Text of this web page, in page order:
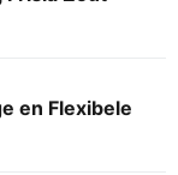
en Flexibele